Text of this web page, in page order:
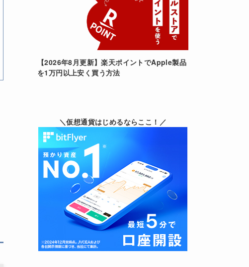
【2026年8月更新】楽天ポイントでApple製品
を1万円以上安く買う方法
＼仮想通貨はじめるならここ！／